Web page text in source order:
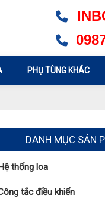
PHỤ TÙNG KHÁC
DANH MỤC SẢN
thống loa
tắc điều khiển